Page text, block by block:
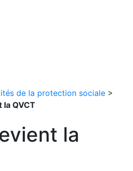
de la protection sociale >
la QVCT
la